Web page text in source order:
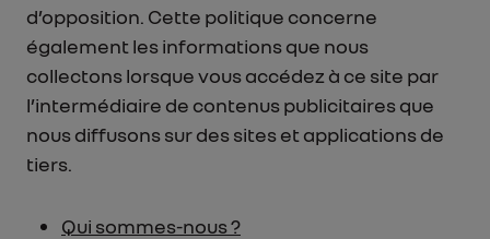
d’opposition. Cette politique concerne
également les informations que nous
collectons lorsque vous accédez à ce site par
l’intermédiaire de contenus publicitaires que
nous diffusons sur des sites et applications de
tiers.
Qui sommes-nous ?